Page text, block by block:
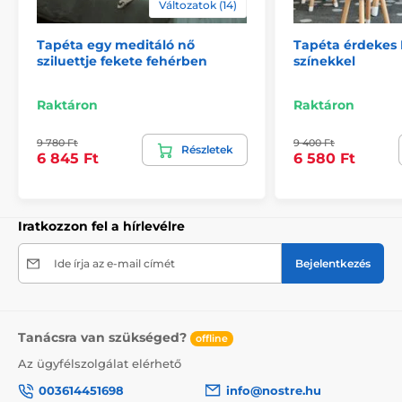
2) Motívumhoz igazított fotótapéták
A 270 cm magas tapéták esetén a minta az adott
mérethez igazodik, így előfordulhat, hogy annak egy
megtekintheti a pontos megjelenést. A tapéták itt is
Méretek (cm-ben): 147x270(3 csík), 196x270(4 csík),
245x270
, 294x270(6 csík)
Változatok (14)
Tapéta egy meditáló nő
sziluettje fekete fehérben
Raktáron
9 780 Ft
6 845 Ft
Részletek
Tapéta érdekes
színekkel
Raktáron
9 400 Ft
6 580 Ft
Iratkozzon fel a hírlevélre
Ide írja az e-mail címét Bejelentkezés
Tanácsra van szükséged? offline
Az ügyfélszolgálat elérhető
003614451698
info@nostre.hu